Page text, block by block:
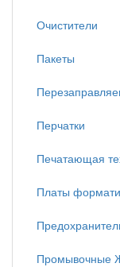
Очистители
Пакеты
Перчатки
Печатающая
Платы
Промывочные